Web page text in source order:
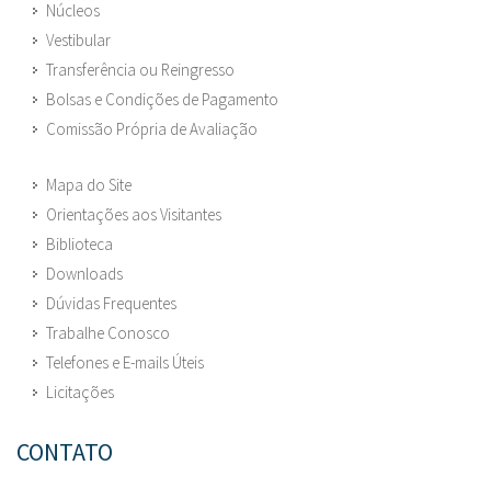
Núcleos
Vestibular
Transferência ou Reingresso
Bolsas e Condições de Pagamento
Comissão Própria de Avaliação
Mapa do Site
Orientações aos Visitantes
Biblioteca
Downloads
Dúvidas Frequentes
Trabalhe Conosco
Telefones e E-mails Úteis
Licitações
CONTATO